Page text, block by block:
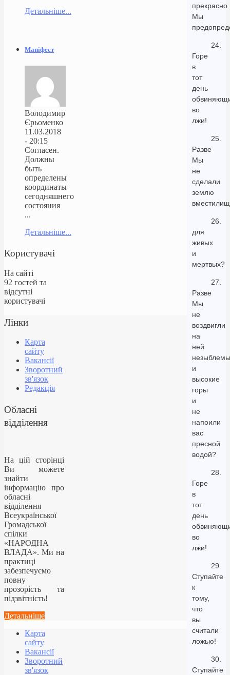
прекрасно
Мы
24.
Горе
в
тот
день
во
лжи!
25.
Разве
Мы
не
сделали
землю
26.
для
живых
и
мертвых?
27.
Разве
Мы
не
воздвигли
на
ней
и
высокие
горы
и
не
напоили
вас
пресной
водой?
28.
Горе
в
тот
день
во
лжи!
29.
Ступайте
к
тому,
что
вы
считали
ложью!
30.
Ступайте
Детальніше...
Маніфест
Володимир
Єрьоменко
11.03.2018
- 20:15
Согласен.
Должны
быть
определены
координаты
сегодняшнего
состояния
...
Детальніше...
Користувачі
На сайті
92 гостей та
відсутні
користувачі
Лінки
Карта
сайту
Вакансії
Зворотний
зв'язок
Редакція
Обласні
відділення
На цій сторінці
Ви можете
знайти
інформацію про
обласні
відділення
Всеукраїнської
Громадської
спілки
«НАРОДНА
ВЛАДА». Ми на
практиці
забезпечуємо
повну
прозорість та
підзвітність!
Детальніше
Карта
сайту
Вакансії
Зворотний
зв'язок